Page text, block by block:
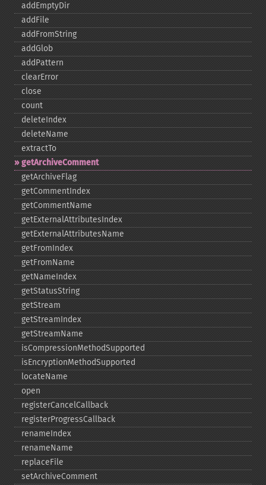
addEmptyDir
addFile
addFromString
addGlob
addPattern
clearError
close
count
deleteIndex
deleteName
extractTo
getArchiveComment
getArchiveFlag
getCommentIndex
getCommentName
getExternalAttributesIndex
getExternalAttributesName
getFromIndex
getFromName
getNameIndex
getStatusString
getStream
getStreamIndex
getStreamName
isCompressionMethodSupported
isEncryptionMethodSupported
locateName
open
registerCancelCallback
registerProgressCallback
renameIndex
renameName
replaceFile
setArchiveComment